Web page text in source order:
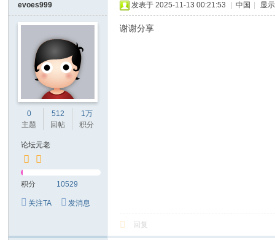
evoes999
0
主题
512
回帖
1万
积分
论坛元老
积分 10529
关注TA 发消息
发表于 2025-11-13 00:21:53 中国 显
谢谢分享
回复